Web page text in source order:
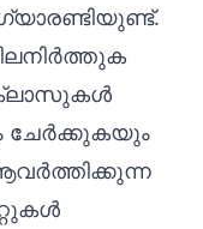
ചേർക്കുകയും